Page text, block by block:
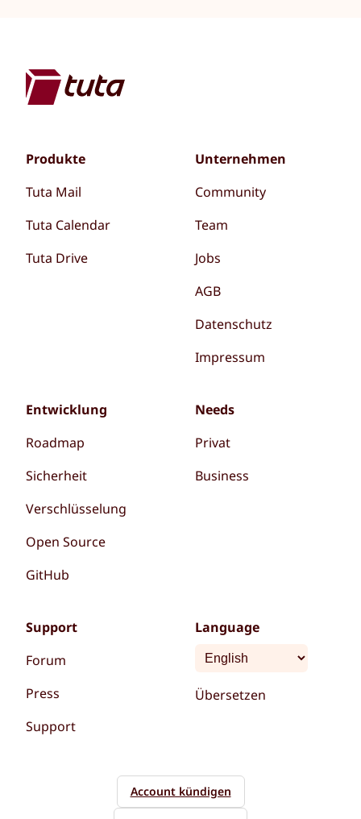
Produkte
Tuta Mail
Tuta Calendar
Tuta Drive
Unternehmen
Community
Team
Jobs
AGB
Datenschutz
Impressum
Entwicklung
Roadmap
Sicherheit
Verschlüsselung
Open Source
GitHub
Needs
Privat
Business
Support
Forum
Press
Support
Language
Übersetzen
Account kündigen